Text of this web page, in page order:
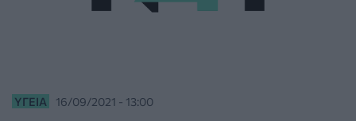
ΥΓΕΊΑ 16/09/2021 - 13:00